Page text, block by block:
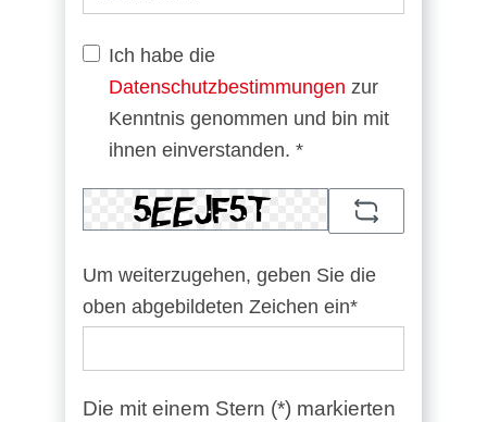
Ich habe die
Datenschutzbestimmungen zur
Kenntnis genommen und bin mit
ihnen einverstanden. *
Um weiterzugehen, geben Sie die
oben abgebildeten Zeichen ein*
Die mit einem Stern (*) markierten